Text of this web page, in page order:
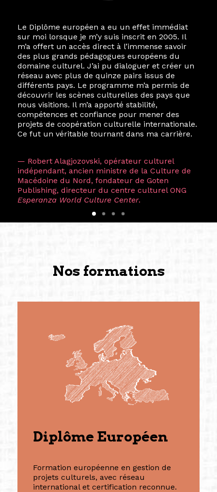
Le Diplôme européen a eu un effet immédiat
sur moi lorsque je m’y suis inscrit en 2005. Il
m’a offert un accès direct à l’immense savoir
des plus grands pédagogues européens du
domaine culturel. J’ai pu dialoguer et créer un
réseau avec plus de quinze pairs issus de
différents pays. Le programme m’a permis de
découvrir les scènes culturelles des pays que
nous visitions. Il m’a apporté stabilité,
compétences et confiance pour mener des
projets de coopération culturelle internationale.
Ce fut un véritable tournant dans ma carrière.
— Robert Alagjozovski, opérateur culturel
indépendant, ancien ministre de la Culture de
Macédoine du Nord, fondateur de Goten
Publishing, directeur du centre culturel ONG
Esperanza World Culture Center.
Nos formations
Diplôme Européen
Formation européenne en gestion de
projets culturels, avec réseau
international et certification reconnue.